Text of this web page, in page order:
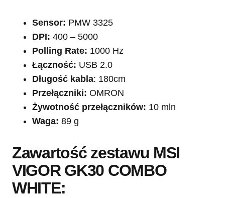
Sensor: PMW 3325
DPI: 400 – 5000
Polling Rate: 1000 Hz
Łączność: USB 2.0
Długość kabla: 180cm
Przełączniki: OMRON
Żywotność przełączników: 10 mln
Waga: 89 g
Zawartość zestawu MSI
VIGOR GK30 COMBO
WHITE: